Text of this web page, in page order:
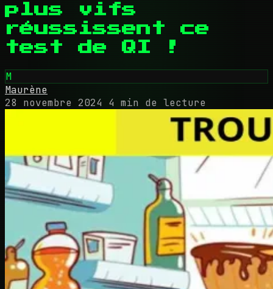
plus vifs
réussissent ce
test de QI !
M
Maurène
28 novembre 2024
4 min de lecture